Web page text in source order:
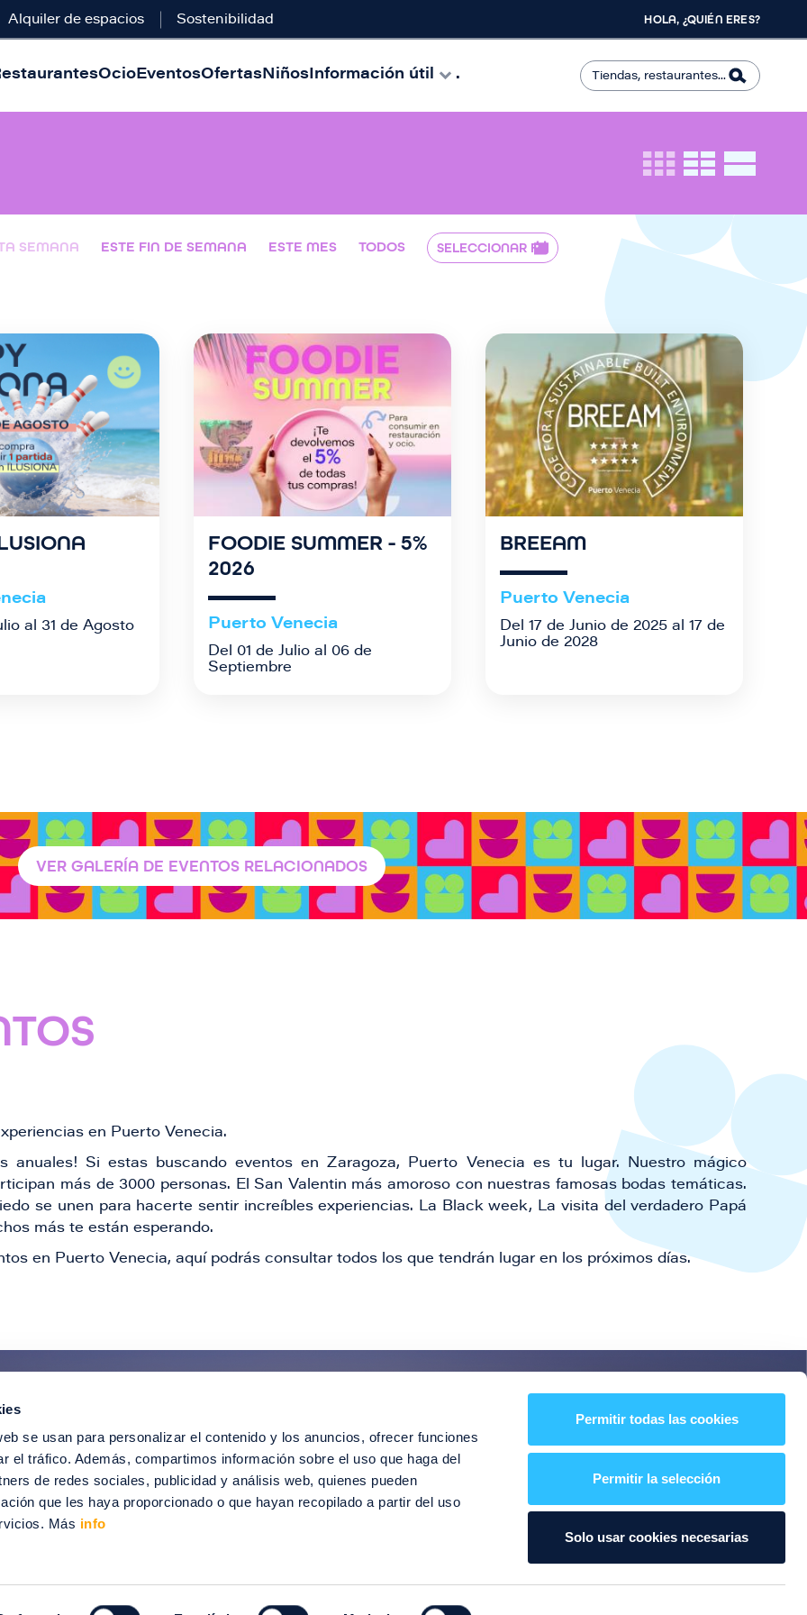
se usan para personalizar el contenido y los anuncios, ofrecer funciones
el tráfico. Además, compartimos información sobre el uso que haga del
de redes sociales, publicidad y análisis web, quienes pueden
que les haya proporcionado o que hayan recopilado a partir del uso
Más info
Permitir todas las cookies
Permitir la selección
Solo usar cookies necesarias
Alquiler de espacios Sostenibilidad HOLA, ¿QUIÉN ERES?
OcioEventosOfertasNiñosInformación útil .
SEMANA ESTE FIN DE SEMANA ESTE MES TODOS
al 31 de Agosto
FOODIE SUMMER - 5%
2026
Puerto Venecia
Del 01 de Julio al 06 de
Septiembre
BREEAM
Puerto Venecia
Del 17 de Junio de 2025 al 17 de
Junio de 2028
VER GALERÍA DE EVENTOS RELACIONADOS
en Puerto Venecia.
anuales! Si estas buscando eventos en Zaragoza, Puerto Venecia es tu lugar. Nuestro mágico
más de 3000 personas. El San Valentin más amoroso con nuestras famosas bodas temáticas.
se unen para hacerte sentir increíbles experiencias. La Black week, La visita del verdadero Papá
más te están esperando.
en Puerto Venecia, aquí podrás consultar todos los que tendrán lugar en los próximos días.
de todas nuestras novedades!
ofertas especiales, descuentos, eventos y mucho más
SUSCRÍBETE
2024 Puerto Venecia. Todos los derechos reservados.
Información legal Intranet Contacto Trabaja con nosotros